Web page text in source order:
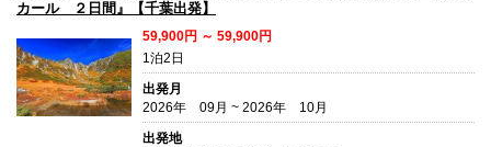
カール ２日間』【千葉出発】
59,900円 ～ 59,900円
1泊2日
出発月
2026年 09月 ~ 2026年 10月
出発地